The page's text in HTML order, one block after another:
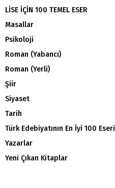
LİSE İÇİN 100 TEMEL ESER
Masallar
Psikoloji
Roman (Yabancı)
Roman (Yerli)
Şiir
Siyaset
Tarih
Türk Edebiyatının En İyi 100 Eseri
Yazarlar
Yeni Çıkan Kitaplar